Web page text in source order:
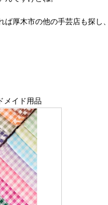
ば厚木市の他の手芸店も探し
メイド用品